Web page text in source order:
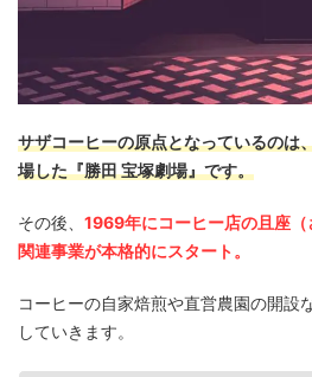
サザコーヒーの原点となっているのは
場した『勝田 宝塚劇場』です。
その後、 1969年にコーヒー店の且座
関連事業が本格的にスタート。
コーヒーの自家焙煎や直営農園の開設
していきます。